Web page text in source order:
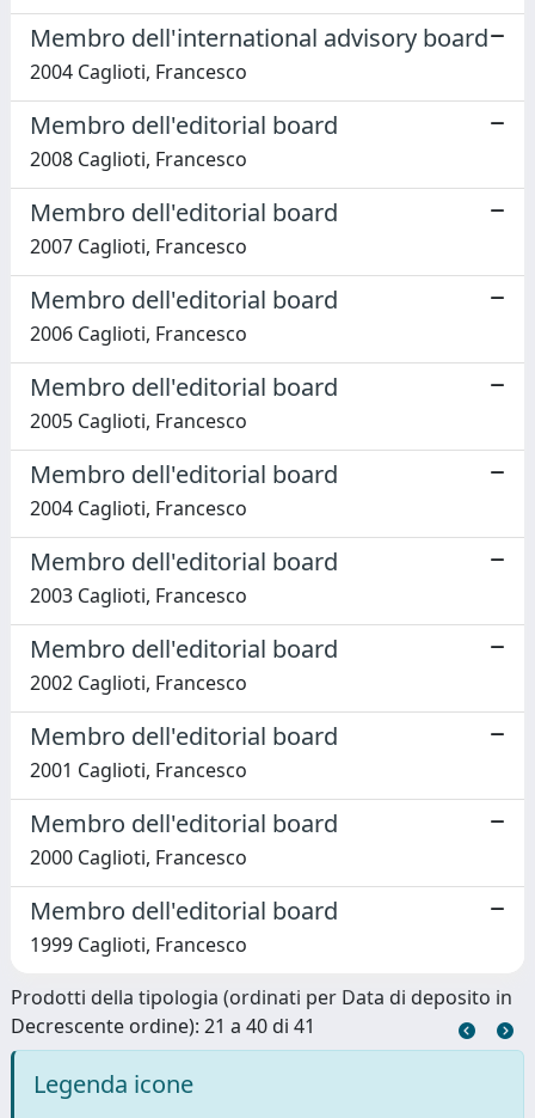
Membro dell'international advisory board
2004 Caglioti, Francesco
Membro dell'editorial board
2008 Caglioti, Francesco
Membro dell'editorial board
2007 Caglioti, Francesco
Membro dell'editorial board
2006 Caglioti, Francesco
Membro dell'editorial board
2005 Caglioti, Francesco
Membro dell'editorial board
2004 Caglioti, Francesco
Membro dell'editorial board
2003 Caglioti, Francesco
Membro dell'editorial board
2002 Caglioti, Francesco
Membro dell'editorial board
2001 Caglioti, Francesco
Membro dell'editorial board
2000 Caglioti, Francesco
Membro dell'editorial board
1999 Caglioti, Francesco
Prodotti della tipologia (ordinati per Data di deposito in
Decrescente ordine): 21 a 40 di 41
Legenda icone